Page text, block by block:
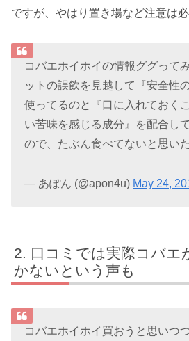
ですが、やはり置き場など注意は必
コバエホイホイの情報ググって
ットの誤飲を見越して『安全性
使ってるのと『口に入れておく
い苦味を感じる成分』を配合し
ので、たぶん食べてないと思い
— あぽん (@apon4u) May 24,
口コミでは実際コバエ
かないという声も
コバエホイホイ買おうと思いつ